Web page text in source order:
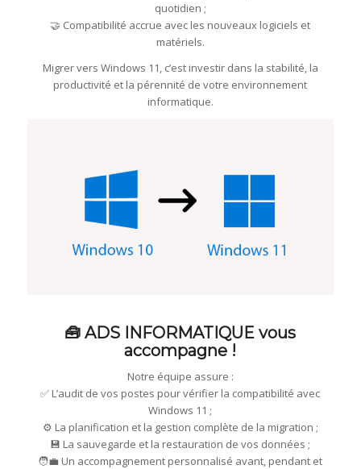
quotidien ;
🤝 Compatibilité accrue avec les nouveaux logiciels et
matériels.
Migrer vers Windows 11, c’est investir dans la stabilité, la
productivité et la pérennité de votre environnement
informatique.
🧰 ADS INFORMATIQUE vous
accompagne !
Notre équipe assure :
✅ L’audit de vos postes pour vérifier la compatibilité avec
Windows 11 ;
⚙️ La planification et la gestion complète de la migration ;
💾 La sauvegarde et la restauration de vos données ;
🧑‍💼 Un accompagnement personnalisé avant, pendant et